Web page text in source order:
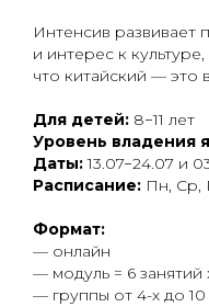
Интенсив развивает
и интерес к
что китайский — это
Для детей: 8−11 лет
Уровень владения
Даты:13.07−24.07 и
Расписание: Пн, Ср,
Формат:
— онлайн
— модуль = 6 занятий
— группы от 4-х до 10